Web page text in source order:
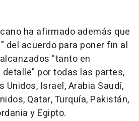
ha afirmado además que
del acuerdo para poner fin al
"tanto en
por todas las partes,
Unidos, Israel, Arabia Saudí,
Qatar, Turquía, Pakistán,
y Egipto.